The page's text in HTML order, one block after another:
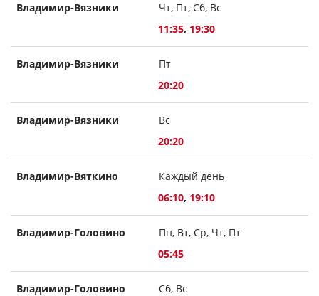
Владимир-Вязники
Чт, Пт, Сб, Вс
11:35, 19:30
Владимир-Вязники
Пт
20:20
Владимир-Вязники
Вс
20:20
Владимир-Вяткино
Каждый день
06:10, 19:10
Владимир-Головино
Пн, Вт, Ср, Чт, Пт
05:45
Владимир-Головино
Сб, Вс